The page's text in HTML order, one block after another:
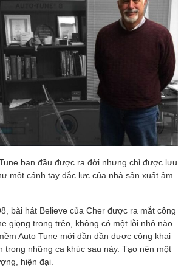
ban đầu được ra đời nhưng chỉ được lưu
một cánh tay đắc lực của nhà sản xuất âm
bài hát Believe của Cher được ra mắt công
giọng trong trẻo, không có một lỗi nhỏ nào.
Auto Tune mới dần dần được công khai
trong những ca khúc sau này. Tạo nên một
hiện đại.